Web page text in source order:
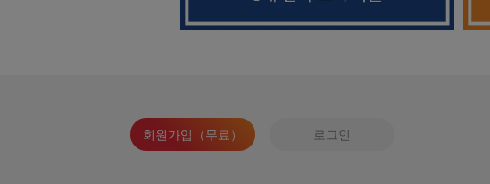
회원가입（무료） 로그인